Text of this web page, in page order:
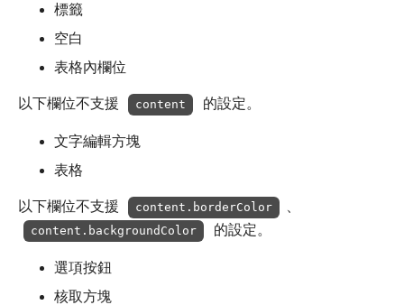
標籤
空白
表格內欄位
以下欄位不支援 content 的設定。
文字編輯方塊
表格
以下欄位不支援 content.borderColor
content.backgroundColor 的設定。
選項按鈕
核取方塊